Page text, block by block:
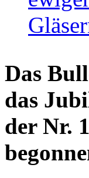
Das
das
der Nr.